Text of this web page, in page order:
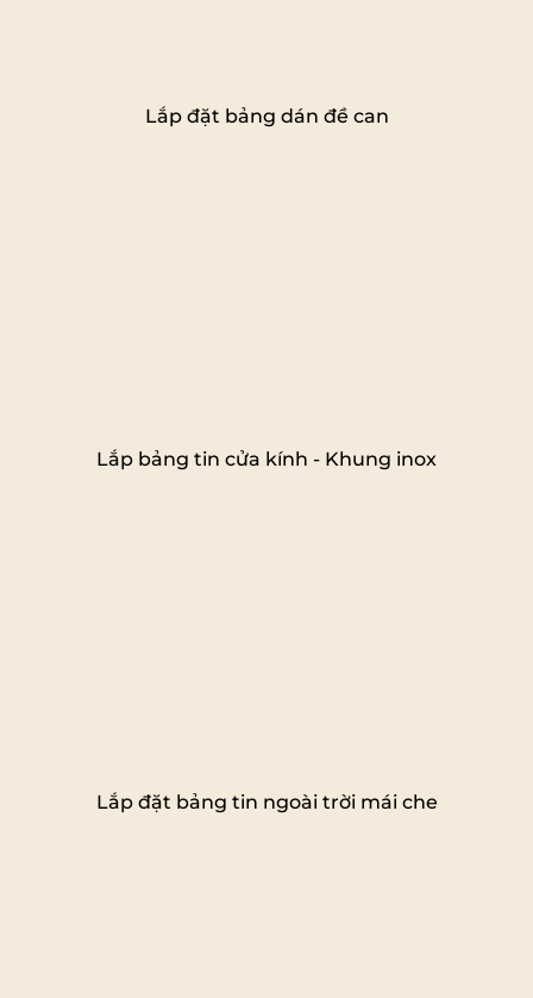
Lắp đặt bảng dán đề can
Lắp bảng tin cửa kính - Khung inox
Lắp đặt bảng tin ngoài trời mái che